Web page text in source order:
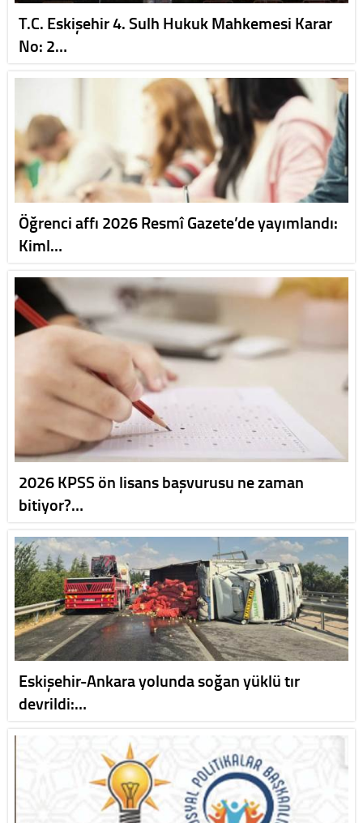
T.C. Eskişehir 4. Sulh Hukuk Mahkemesi Karar
No: 2…
Öğrenci affı 2026 Resmî Gazete’de yayımlandı:
Kiml…
2026 KPSS ön lisans başvurusu ne zaman
bitiyor?…
Eskişehir-Ankara yolunda soğan yüklü tır
devrildi:…